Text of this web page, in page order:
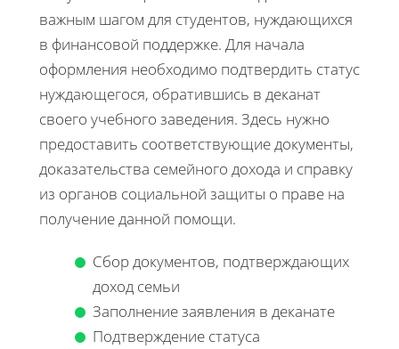
важным шагом для студентов, нуждающихся
в финансовой поддержке. Для начала
оформления необходимо подтвердить статус
нуждающегося, обратившись в деканат
своего учебного заведения. Здесь нужно
предоставить соответствующие документы,
доказательства семейного дохода и справку
из органов социальной защиты о праве на
получение данной помощи.
Сбор документов, подтверждающих
доход семьи
Заполнение заявления в деканате
Подтверждение статуса